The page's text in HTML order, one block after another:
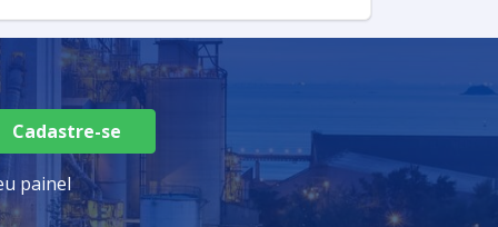
Cadastre-se
painel